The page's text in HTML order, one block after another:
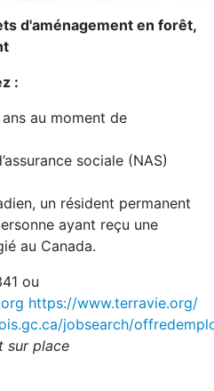
d'aménagement en forêt,
:
au moment de
sociale (NAS)
un résident permanent
ayant reçu une
au Canada.
ou
https://www.terravie.org/
jobsearch/
sur place